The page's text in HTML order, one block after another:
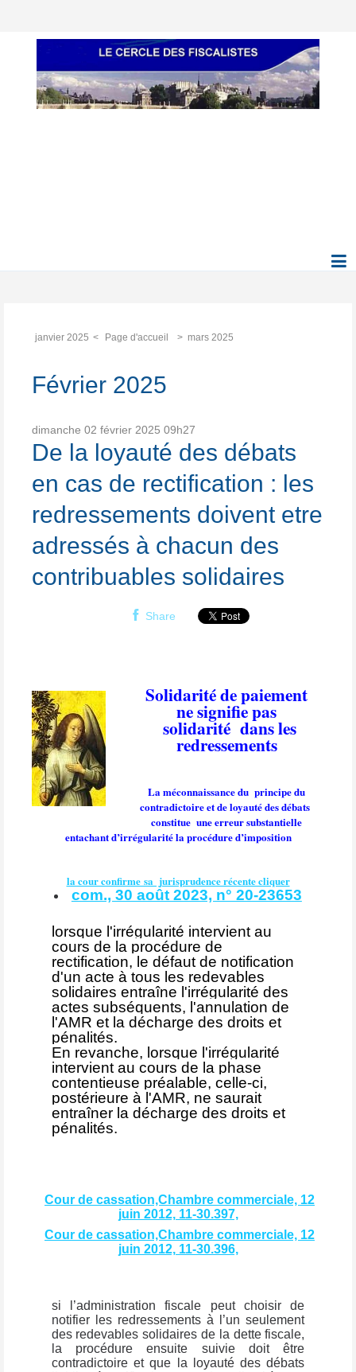
janvier 2025 Page d'accueil mars 2025
Février 2025
dimanche 02 février 2025 09h27
De la loyauté des débats
en cas de rectification : les
redressements doivent etre
adressés à chacun des
contribuables solidaires
Share
Solidarité de paiement
ne signifie pas
solidarité dans les
redressements
La méconnaissance du principe du
contradictoire et de loyauté des débats
constitue une erreur substantielle
entachant d’irrégularité la procédure d’imposition
la cour confirme sa jurisprudence récente cliquer
com., 30 août 2023, n° 20-23653
lorsque l'irrégularité intervient au
cours de la procédure de
rectification, le défaut de notification
d'un acte à tous les redevables
solidaires entraîne l'irrégularité des
actes subséquents, l'annulation de
l'AMR et la décharge des droits et
pénalités.
En revanche, lorsque l'irrégularité
intervient au cours de la phase
contentieuse préalable, celle-ci,
postérieure à l'AMR, ne saurait
entraîner la décharge des droits et
pénalités.
Cour de cassation,Chambre commerciale, 12
juin 2012, 11-30.397,
Cour de cassation,Chambre commerciale, 12
juin 2012, 11-30.396,
si l’administration fiscale peut choisir de
notifier les redressements à l’un seulement
des redevables solidaires de la dette fiscale,
la procédure ensuite suivie doit être
contradictoire et que la loyauté des débats